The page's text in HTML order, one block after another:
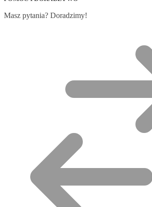
Masz pytania? Doradzimy!